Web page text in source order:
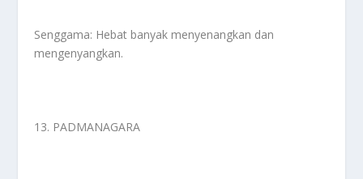
Senggama: Hebat banyak menyenangkan dan
mengenyangkan.
13. PADMANAGARA